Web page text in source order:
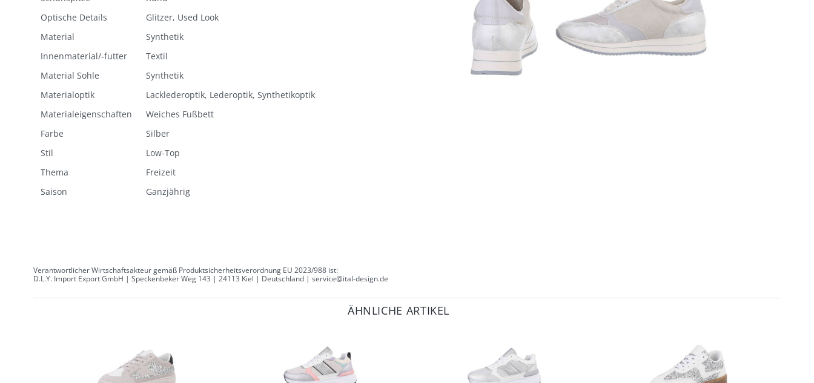
Optische Details
Glitzer, Used Look
Material
Synthetik
Innenmaterial/-futter
Textil
Material Sohle
Synthetik
Materialoptik
Lacklederoptik, Lederoptik, Synthetikoptik
Materialeigenschaften
Weiches Fußbett
Farbe
Silber
Stil
Low-Top
Thema
Freizeit
Saison
Ganzjährig
Verantwortlicher Wirtschaftsakteur gemäß Produktsicherheitsverordnung EU 2023/988 ist:
D.L.Y. Import Export GmbH | Speckenbeker Weg 143 | 24113 Kiel | Deutschland | service@ital-design.de
ÄHNLICHE ARTIKEL